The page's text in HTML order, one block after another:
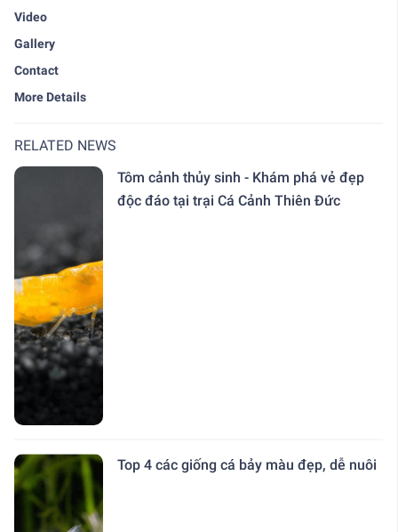
Video
Gallery
Contact
More Details
RELATED NEWS
Tôm cảnh thủy sinh - Khám phá vẻ đẹp
độc đáo tại trại Cá Cảnh Thiên Đức
Top 4 các giống cá bảy màu đẹp, dễ nuôi